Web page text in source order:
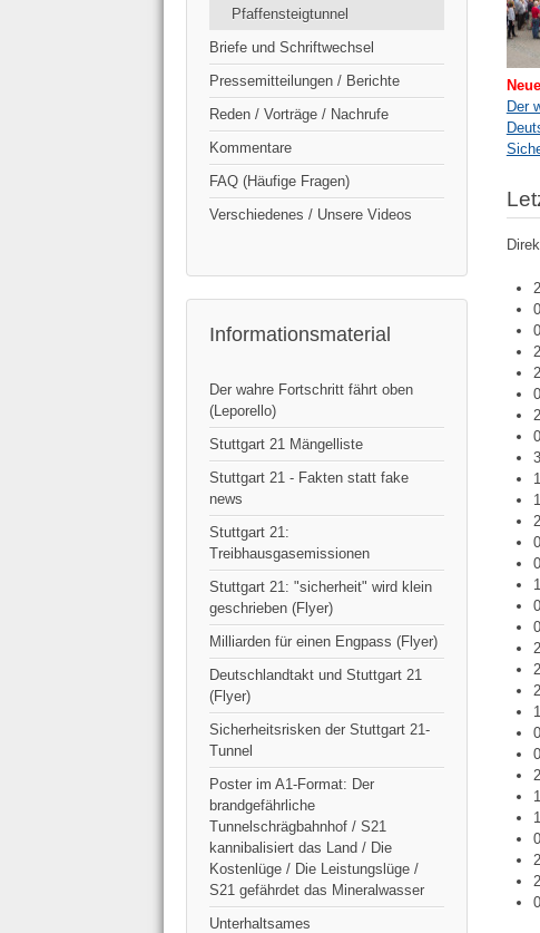
Pfaffensteigtunnel
Briefe und Schriftwechsel
Pressemitteilungen / Berichte
Reden / Vorträge / Nachrufe
Kommentare
FAQ (Häufige Fragen)
Verschiedenes / Unsere Videos
Informationsmaterial
Der wahre Fortschritt fährt oben
(Leporello)
Stuttgart 21 Mängelliste
Stuttgart 21 - Fakten statt fake
news
Stuttgart 21:
Treibhausgasemissionen
Stuttgart 21: "sicherheit" wird klein
geschrieben (Flyer)
Milliarden für einen Engpass (Flyer)
Deutschlandtakt und Stuttgart 21
(Flyer)
Sicherheitsrisken der Stuttgart 21-
Tunnel
Poster im A1-Format: Der
brandgefährliche
Tunnelschrägbahnhof / S21
kannibalisiert das Land / Die
Kostenlüge / Die Leistungslüge /
S21 gefährdet das Mineralwasser
Unterhaltsames
Der